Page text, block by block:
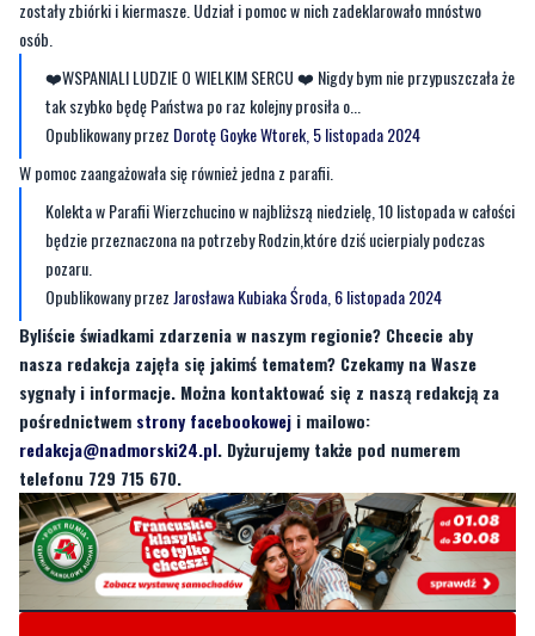
zostały zbiórki i kiermasze. Udział i pomoc w nich zadeklarowało mnóstwo
osób.
❤️WSPANIALI LUDZIE O WIELKIM SERCU ❤️ Nigdy bym nie przypuszczała że
tak szybko będę Państwa po raz kolejny prosiła o...
Opublikowany przez Dorotę GoykeWtorek, 5 listopada 2024
W pomoc zaangażowała się również jedna z parafii.
Kolekta w Parafii Wierzchucino w najbliższą niedzielę, 10 listopada w całości
będzie przeznaczona na potrzeby Rodzin,które dziś ucierpialy podczas
pozaru.
Opublikowany przez Jarosława KubiakaŚroda, 6 listopada 2024
Byliście świadkami zdarzenia w naszym regionie? Chcecie aby
nasza redakcja zajęła się jakimś tematem? Czekamy na Wasze
sygnały i informacje. Można kontaktować się z naszą redakcją za
pośrednictwem strony facebookowej i mailowo:
redakcja@nadmorski24.pl. Dyżurujemy także pod numerem
telefonu 729 715 670.